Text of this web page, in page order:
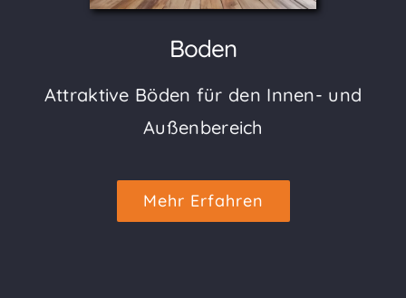
Boden
Attraktive Böden für den Innen- und
Außenbereich
Mehr Erfahren